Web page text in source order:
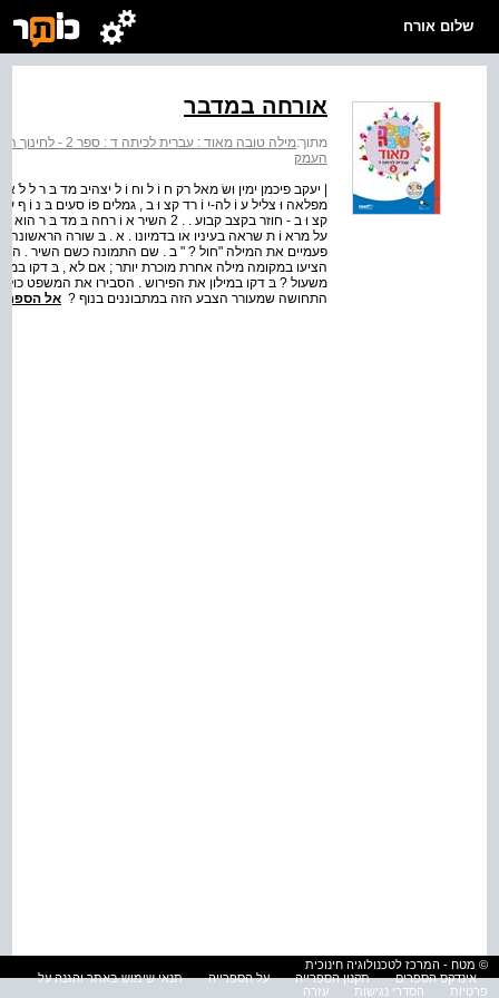
שלום אורח
אורחה במדבר
מתוך:מילה טובה מאוד : עברית לכיתה ד : ספר 2 - לחינוך הממלכתי
העמק
| יעקב פיכמן ימין וּשׂ מאל רק ח וֹ ל וח וֹ ל יצהיב מד בּ ר ל
מפלאה וּ צליל ע וֹ לה-י וֹ רד קצ וּ ב , גמלים פּוֹ סעים בּ נ וֹ ף
קצ וּ ב - חוזר בקצב קבוע . . 2 השיר א
על מרא וֹ ת שראה בעיניו או בדמיונו . א . בּ שורה
פעמיים את המילה "חול ? " ב . שם התמונה כשם השיר .
הציעו במקומה מילה אחרת מוכרת יותר ; אם לא , בּ דקו
משעול ? בּ דקו במילון את הפירוש . הסבירו את המשפט
התחושה שמעורר הצבע הזה במתבוננים בנוף ? אל הספר
© מטח - המרכז לטכנולוגיה חינוכית
אינדקס הספרים
תקנון הספרייה על הספרייה
תנאי שימוש באתר והגנה על
פרטיות
הסדרי נגישות עזרה